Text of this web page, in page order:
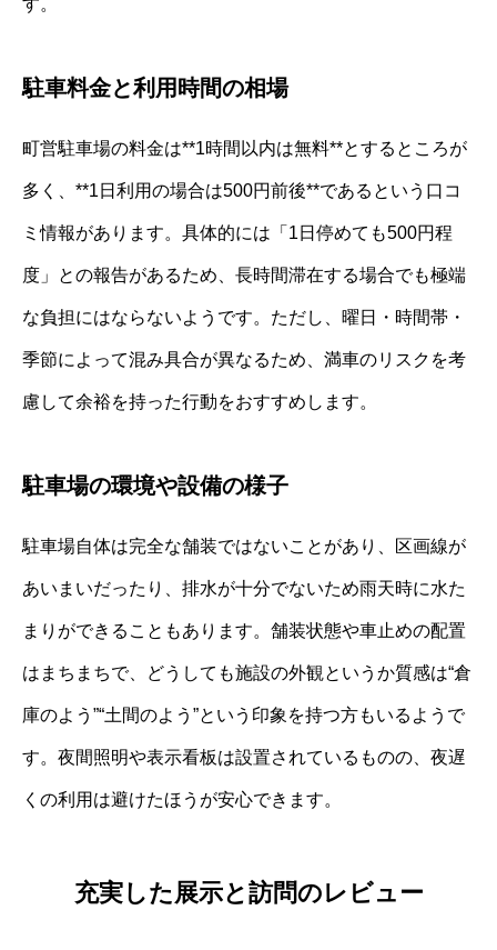
駐車料金と利用時間の相場
町営駐車場の料金は**1時間以内は無料**とするところが
多く、**1日利用の場合は500円前後**であるという口コ
ミ情報があります。具体的には「1日停めても500円程
度」との報告があるため、長時間滞在する場合でも極端
な負担にはならないようです。ただし、曜日・時間帯・
季節によって混み具合が異なるため、満車のリスクを考
慮して余裕を持った行動をおすすめします。
駐車場の環境や設備の様子
駐車場自体は完全な舗装ではないことがあり、区画線が
あいまいだったり、排水が十分でないため雨天時に水た
まりができることもあります。舗装状態や車止めの配置
はまちまちで、どうしても施設の外観というか質感は“倉
庫のよう”“土間のよう”という印象を持つ方もいるようで
す。夜間照明や表示看板は設置されているものの、夜遅
くの利用は避けたほうが安心できます。
充実した展示と訪問のレビュー